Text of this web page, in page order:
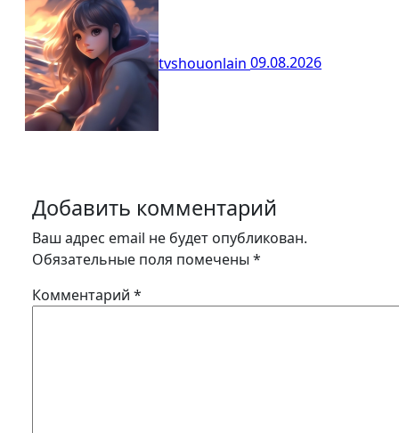
tvshouonlain 09.08.2026
Добавить комментарий
Ваш адрес email не будет опубликован.
Обязательные поля помечены *
Комментарий *